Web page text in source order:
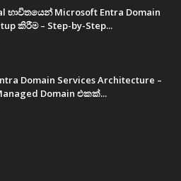
භාවිතයෙන් Microsoft Entra Domain
කිරීම – Step-by-Step...
Domain Services Architecture –
Domain එකක්...